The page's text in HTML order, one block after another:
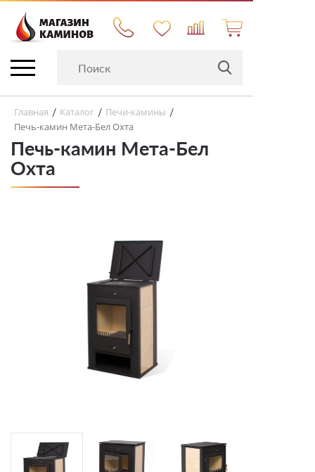
Главная / Каталог / Печи-камины /
Печь-камин Мета-Бел Охта
Печь-камин Мета-Бел
Охта